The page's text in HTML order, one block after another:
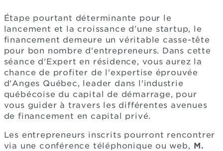
Étape pourtant déterminante pour le
lancement et la croissance d’une startup, le
financement demeure un véritable casse-tête
pour bon nombre d'entrepreneurs. Dans cette
séance d'Expert en résidence, vous aurez la
chance de profiter de l'expertise éprouvée
d'Anges Québec, leader dans l'industrie
québécoise du capital de démarrage, pour
vous guider à travers les différentes avenues
de financement en capital privé.
Les entrepreneurs inscrits pourront rencontrer
via une conférence téléphonique ou web, M.